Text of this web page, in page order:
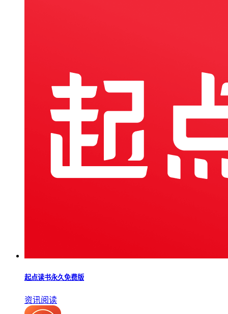
起点读书永久免费版
资讯阅读